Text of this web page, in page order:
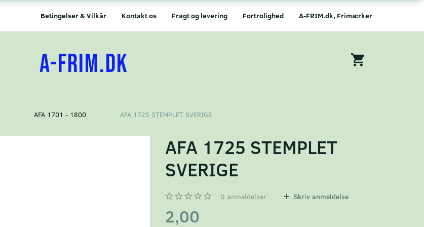
A-FRIM.dk, Frimærker
Fortrolighed
Fragt og levering
Kontakt os
Betingelser & Vilkår
A-FRIM.DK
AFA 1701 - 1800 AFA 1725 STEMPLET SVERIGE
AFA 1725 STEMPLET
SVERIGE
0 anmeldelser Skriv anmeldelse
2,00